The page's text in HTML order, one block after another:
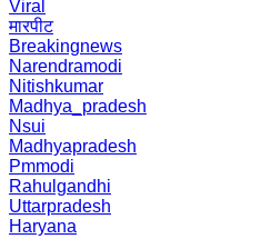
Viral
मारपीट
Breakingnews
Narendramodi
Nitishkumar
Madhya_pradesh
Nsui
Madhyapradesh
Pmmodi
Rahulgandhi
Uttarpradesh
Haryana